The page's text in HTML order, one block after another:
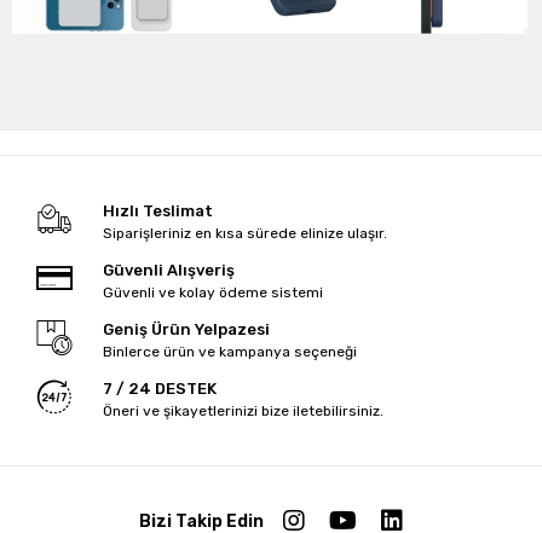
Hızlı Teslimat
Siparişleriniz en kısa sürede elinize ulaşır.
Güvenli Alışveriş
Güvenli ve kolay ödeme sistemi
Geniş Ürün Yelpazesi
Binlerce ürün ve kampanya seçeneği
7 / 24 DESTEK
Öneri ve şikayetlerinizi bize iletebilirsiniz.
Bizi Takip Edin